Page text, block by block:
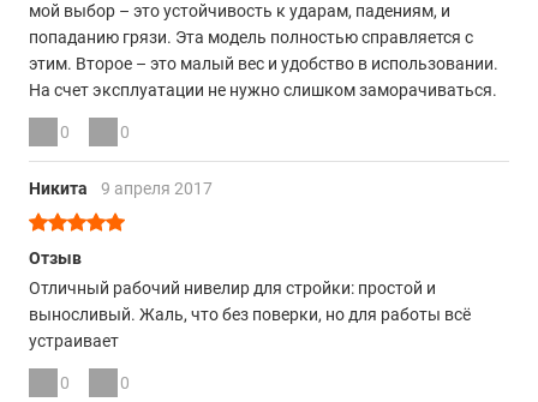
мой выбор – это устойчивость к ударам, падениям, и
попаданию грязи. Эта модель полностью справляется с
этим. Второе – это малый вес и удобство в использовании.
На счет эксплуатации не нужно слишком заморачиваться.
0 0
Никита 9 апреля 2017
Отзыв
Отличный рабочий нивелир для стройки: простой и
выносливый. Жаль, что без поверки, но для работы всё
устраивает
0 0